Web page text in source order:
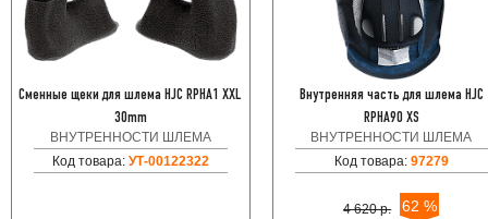
Сменные щеки для шлема HJC RPHA1 XXL
30mm
ВНУТРЕННОСТИ ШЛЕМА
Код товара: УТ-00122322
Внутренняя часть для шлема HJC
RPHA90 XS
ВНУТРЕННОСТИ ШЛЕМА
Код товара: 97279
4 620 р. 62 %